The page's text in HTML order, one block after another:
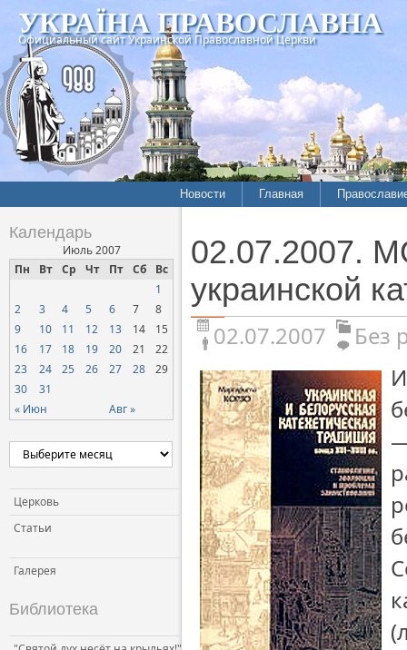
УКРАЇНА ПРАВОСЛАВНА
Официальный сайт Украинской Православной Церкви
Новости Главная
Календарь
Июль 2007
Пн
Вт Ср Чт Пт Сб Вс
« Июн Авг »
1
2
3 4 5 6 7
8
9
10 11 12 13 14
15
16
17 18 19 20 21
22
23
24 25 26 27 28
29
30
31
Церковь
Статьи
Галерея
Библиотека
02.07.2007.
украинской
02.07.2007
Без